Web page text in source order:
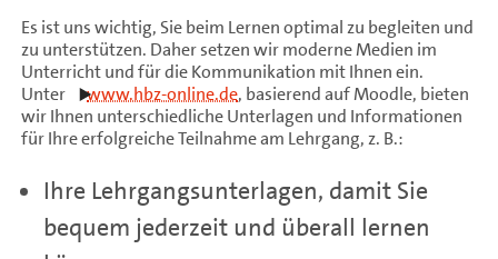
Es ist uns wichtig, Sie beim Lernen optimal zu begleiten und
zu unterstützen. Daher setzen wir moderne Medien im
Unterricht und für die Kommunikation mit Ihnen ein.
Unter
www.hbz-online.de, basierend auf Moodle, bieten
wir Ihnen unterschiedliche Unterlagen und Informationen
für Ihre erfolgreiche Teilnahme am Lehrgang, z. B.:
Ihre Lehrgangsunterlagen, damit Sie
bequem jederzeit und überall lernen